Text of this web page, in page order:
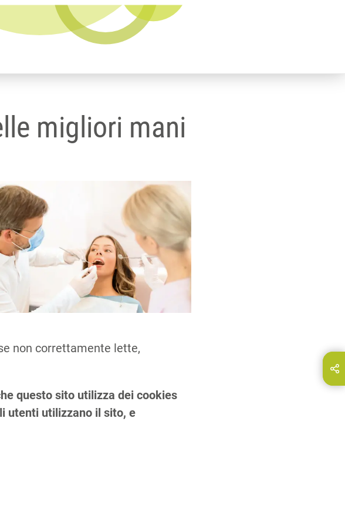
migliori mani
non correttamente lette,
questo sito utilizza dei cookies
utenti utilizzano il sito, e